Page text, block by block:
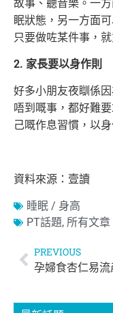
故事、聽音樂。一
眠狀態，另一方面
只要做咗某件事，
2. 家長要以身作則
好多小朋友夜瞓係
唔到嘅事，都好難
己嘅作息習慣，以
資料來源：壹讀
睡眠 / 身高
PT話題, 所有文章
PREVIOUS